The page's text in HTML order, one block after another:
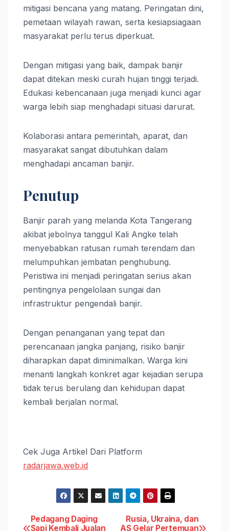
mitigasi bencana yang matang. Peringatan dini,
pemetaan wilayah rawan, serta kesiapsiagaan
masyarakat perlu terus diperkuat.
Dengan mitigasi yang baik, dampak banjir
dapat ditekan meski curah hujan tinggi terjadi.
Edukasi kebencanaan juga menjadi kunci agar
warga lebih siap menghadapi situasi darurat.
Kolaborasi antara pemerintah, aparat, dan
masyarakat sangat dibutuhkan dalam
menghadapi ancaman banjir.
Penutup
Banjir parah yang melanda Kota Tangerang
akibat jebolnya tanggul Kali Angke telah
menyebabkan ratusan rumah terendam dan
melumpuhkan jembatan penghubung.
Peristiwa ini menjadi peringatan serius akan
pentingnya pengelolaan sungai dan
infrastruktur pengendali banjir.
Dengan penanganan yang tepat dan
perencanaan jangka panjang, risiko banjir
diharapkan dapat diminimalkan. Warga kini
menanti langkah konkret agar kejadian serupa
tidak terus berulang dan kehidupan dapat
kembali berjalan normal.
Cek Juga Artikel Dari Platform
radarjawa.web.id
Post
Rusia, Ukraina, dan
AS Gelar Pertemuan
Pedagang Daging
Sapi Kembali Jualan